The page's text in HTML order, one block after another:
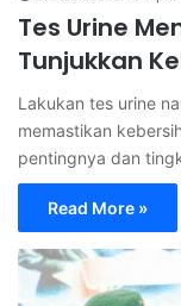
Tes Urine
Tunjukkan
Lakukan tes urine
memastikan
pentingnya dan
Read More »